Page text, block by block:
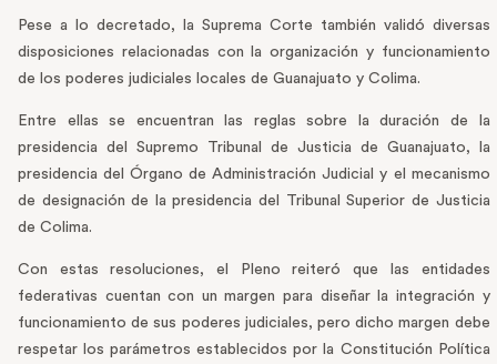
Pese a lo decretado, la Suprema Corte también validó diversas
disposiciones relacionadas con la organización y funcionamiento
de los poderes judiciales locales de Guanajuato y Colima.
Entre ellas se encuentran las reglas sobre la duración de la
presidencia del Supremo Tribunal de Justicia de Guanajuato, la
presidencia del Órgano de Administración Judicial y el mecanismo
de designación de la presidencia del Tribunal Superior de Justicia
de Colima.
Con estas resoluciones, el Pleno reiteró que las entidades
federativas cuentan con un margen para diseñar la integración y
funcionamiento de sus poderes judiciales, pero dicho margen debe
respetar los parámetros establecidos por la Constitución Política